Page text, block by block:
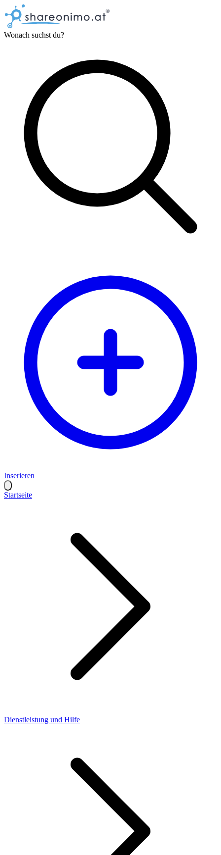
Wonach suchst du?
Inserieren
Startseite
Dienstleistung und Hilfe